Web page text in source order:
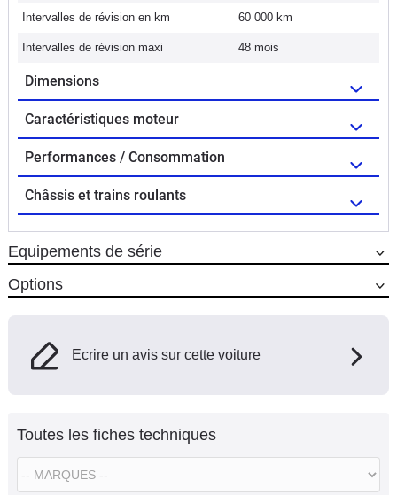
Intervalles de révision en km
60 000 km
Intervalles de révision maxi 48 mois
Dimensions
Caractéristiques moteur
Performances / Consommation
Châssis et trains roulants
Equipements de série
Options
Ecrire un avis sur cette voiture
Toutes les fiches techniques